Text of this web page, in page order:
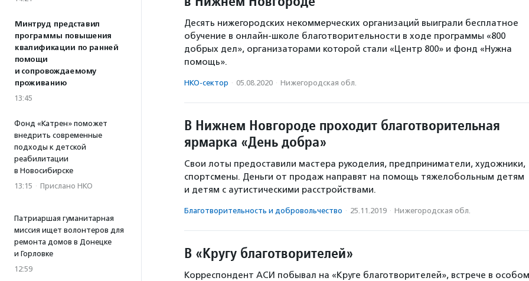
Минтруд представил
программы повышения
квалификации по ранней
помощи
и сопровождаемому
проживанию
13:45
Фонд «Катрен» поможет
внедрить современные
подходы к детской
реабилитации
в Новосибирске
13:15 · Прислано НКО
Патриаршая гуманитарная
миссия ищет волонтеров для
ремонта домов в Донецке
и Горловке
12:59
Десять нижегородских некоммерческих организаций выиграли бесплатное
обучение в онлайн-школе благотворительности в ходе программы «800
добрых дел», организаторами которой стали «Центр 800» и фонд «Нужна
помощь».
НКО-сектор · 05.08.2020 · Нижегородская обл.
В Нижнем Новгороде проходит благотворительная
ярмарка «День добра»
Свои лоты предоставили мастера рукоделия, предприниматели, художники,
спортсмены. Деньги от продаж направят на помощь тяжелобольным детям
и детям с аутистическими расстройствами.
Благотвори­тель­ность и доброволь­чест­во · 25.11.2019 · Нижегородская обл.
В «Кругу благотворителей»
Корреспондент АСИ побывал на «Круге благотворителей», встрече в особом